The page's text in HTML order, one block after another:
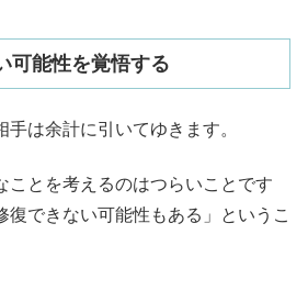
可能性を覚悟する
は余計に引いてゆきます。
ことを考えるのはつらいことです
復できない可能性もある」というこ